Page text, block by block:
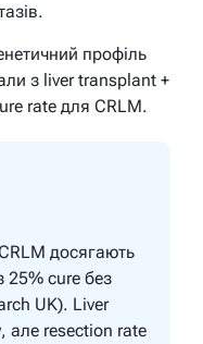
профіль
з liver transplant +
rate для CRLM.
досягають
25% cure без
UK). Liver
але resection rate